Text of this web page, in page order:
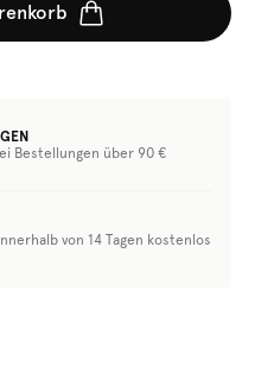
Bestellungen über 90 €
von 14 Tagen kostenlos